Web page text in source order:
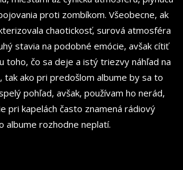
proti zombíkom. Všeobecne, ak
chaotickosť, surová atmosféra
stavia na podobné emócie, avšak cítiť
toho, čo sa deje a istý triezvy náhľad na
tak ako pri predošlom albume by sa to
pohľad, avšak, používam ho nerád,
pri kapelách často znamená rádiový
albume rozhodne neplatí.